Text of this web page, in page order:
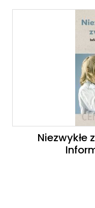
Niezwykłe